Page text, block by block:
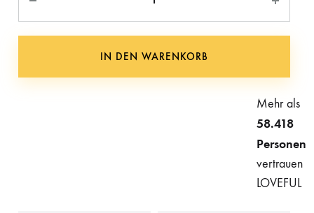
IN DEN WARENKORB
Mehr als
58.418
Personen
vertrauen
LOVEFUL